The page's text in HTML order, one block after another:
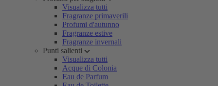
Visualizza tutti
Fragranze primaverili
Profumi d'autunno
Fragranze estive
Fragranze invernali
Punti salienti
Visualizza tutti
Acque di Colonia
Eau de Parfum